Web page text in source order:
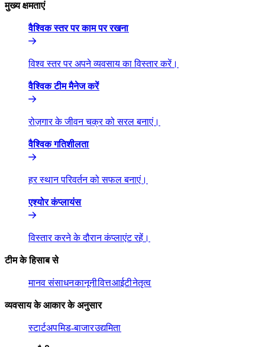
मुख्य क्षमताएं​​
वैश्विक स्तर पर काम पर रखना​​
विश्व स्तर पर अपने व्यवसाय का विस्तार करें।​​
वैश्विक टीम मैनेज करें​​
रोज़गार के जीवन चक्र को सरल बनाएं।​​
वैश्विक गतिशीलता​​
हर स्थान परिवर्तन को सफल बनाएं।​​
एश्योर कंप्लायंस​​
विस्तार करने के दौरान कंप्लाएंट रहें।​​
टीम के हिसाब से​​
मानव संसाधन​​कानूनी​​वित्त​​आईटी​​नेतृत्व​​
व्यवसाय के आकार के अनुसार​​
स्टार्टअप​​मिड-बाजार​​उद्यमिता​​